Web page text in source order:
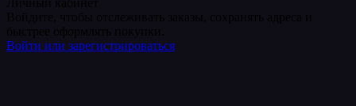
Войти или зарегистрироваться